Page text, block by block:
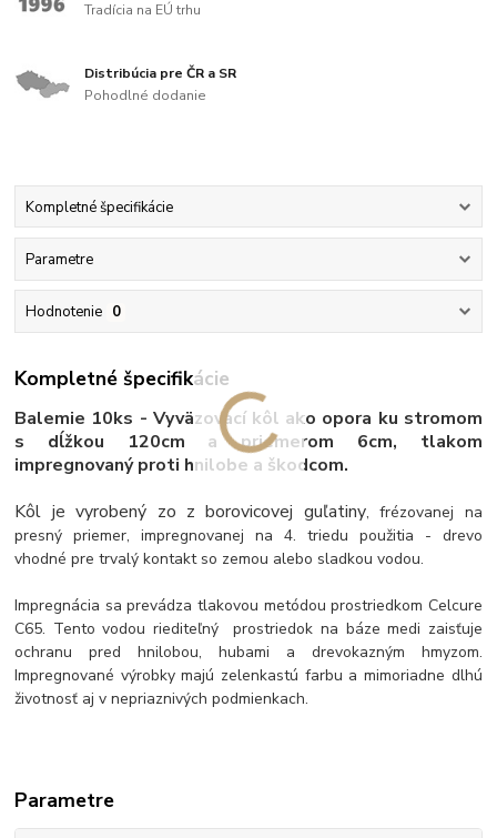
Tradícia na EÚ trhu
Distribúcia pre ČR a SR
Pohodlné dodanie
Kompletné špecifikácie
Parametre
Hodnotenie 0
Kompletné špecifikácie
Balemie 10ks - Vyväzovací kôl ako opora ku stromom
s dĺžkou 120cm a priemerom 6cm, tlakom
impregnovaný proti hnilobe a škodcom.
Kôl je vyrobený zo z borovicovej guľatiny, frézovanej na
presný priemer, impregnovanej na 4. triedu použitia - drevo
vhodné pre trvalý kontakt so zemou alebo sladkou vodou.
Impregnácia sa prevádza tlakovou metódou prostriedkom Celcure
C65. Tento vodou riediteľný prostriedok na báze medi zaisťuje
ochranu pred hnilobou, hubami a drevokazným hmyzom.
Impregnované výrobky majú zelenkastú farbu a mimoriadne dlhú
životnosť aj v nepriaznivých podmienkach.
Parametre